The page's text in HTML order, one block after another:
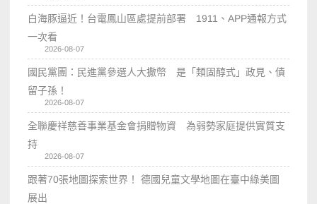
白海豚逼近！台電鳳山區處提前部署 1911、APP通報方式
一次看
2026-08-07
國民黨團：民進黨參選人大撒幣 是「類固醇式」政見、債
留子孫！
2026-08-07
全聯慶祥慈善事業基金會捐贈物資 為弱勢家庭提供實質支
持
2026-08-07
跟著70張地圖探索世界！ 德國兒童文學地圖在臺中綠美圖
展出